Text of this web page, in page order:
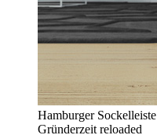
Hamburger Sockelleiste
Gründerzeit reloaded